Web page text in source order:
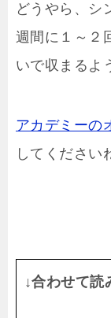
どうやら、シ
週間に１～２
いで収まるよ
アカデミーの
してください
↓合わせて読